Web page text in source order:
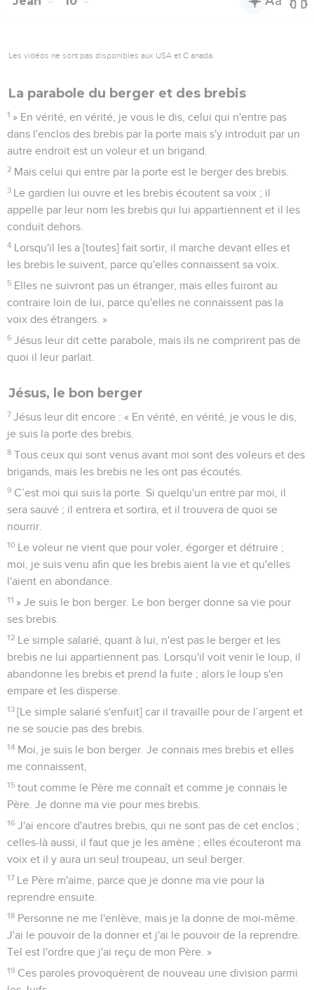
Les vidéos ne sont pas disponibles aux USA et C anada.
La parabole du berger et des brebis
1 » En vérité, en vérité, je vous le dis, celui qui n'entre pas
dans l'enclos des brebis par la porte mais s'y introduit par un
autre endroit est un voleur et un brigand.
2 Mais celui qui entre par la porte est le berger des brebis.
3 Le gardien lui ouvre et les brebis écoutent sa voix ; il
appelle par leur nom les brebis qui lui appartiennent et il les
conduit dehors.
4 Lorsqu'il les a [toutes] fait sortir, il marche devant elles et
les brebis le suivent, parce qu'elles connaissent sa voix.
5 Elles ne suivront pas un étranger, mais elles fuiront au
contraire loin de lui, parce qu'elles ne connaissent pas la
voix des étrangers. »
6 Jésus leur dit cette parabole, mais ils ne comprirent pas de
quoi il leur parlait.
Jésus, le bon berger
7 Jésus leur dit encore : « En vérité, en vérité, je vous le dis,
je suis la porte des brebis.
8 Tous ceux qui sont venus avant moi sont des voleurs et des
brigands, mais les brebis ne les ont pas écoutés.
9 C’est moi qui suis la porte. Si quelqu'un entre par moi, il
sera sauvé ; il entrera et sortira, et il trouvera de quoi se
nourrir.
10 Le voleur ne vient que pour voler, égorger et détruire ;
moi, je suis venu afin que les brebis aient la vie et qu'elles
l'aient en abondance.
11 » Je suis le bon berger. Le bon berger donne sa vie pour
ses brebis.
12 Le simple salarié, quant à lui, n'est pas le berger et les
brebis ne lui appartiennent pas. Lorsqu'il voit venir le loup, il
abandonne les brebis et prend la fuite ; alors le loup s'en
empare et les disperse.
13 [Le simple salarié s'enfuit] car il travaille pour de l’argent et
ne se soucie pas des brebis.
14 Moi, je suis le bon berger. Je connais mes brebis et elles
me connaissent,
15 tout comme le Père me connaît et comme je connais le
Père. Je donne ma vie pour mes brebis.
16 J'ai encore d'autres brebis, qui ne sont pas de cet enclos ;
celles-là aussi, il faut que je les amène ; elles écouteront ma
voix et il y aura un seul troupeau, un seul berger.
17 Le Père m'aime, parce que je donne ma vie pour la
reprendre ensuite.
18 Personne ne me l'enlève, mais je la donne de moi-même.
J'ai le pouvoir de la donner et j'ai le pouvoir de la reprendre.
Tel est l'ordre que j'ai reçu de mon Père. »
19 Ces paroles provoquèrent de nouveau une division parmi